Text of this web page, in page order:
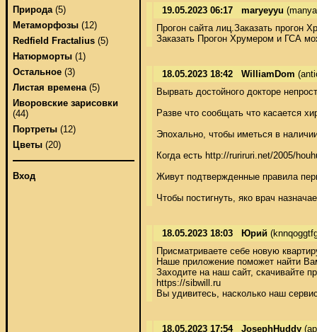
Природа(5)
Метаморфозы (12)
Redfield Fractalius (5)
Натюрморты (1)
Остальное (3)
Листая времена(5)
Иворовские зарисовки
(44)
Портреты (12)
Цветы (20)
Вход
19.05.2023 06:17 maryeyyu
Прогон сайта лиц.Заказать прогон
Заказать Прогон Хрумером и ГСА
18.05.2023 18:42 WilliamDom
Вырвать достойного докторе
Разве что сообщать что касается
Эпохально, чтобы иметься в
Когда есть http://ruriruri.net/2005/
Живут подтвержденные правила
Чтобы постигнуть, яко врач
18.05.2023 18:03 Юрий
Присматриваете себе новую
Наше приложение поможет найти
Заходите на наш сайт, скачивайте
https://sibwill.ru
Вы удивитесь, насколько наш
18.05.2023 17:54 JosephHuddy